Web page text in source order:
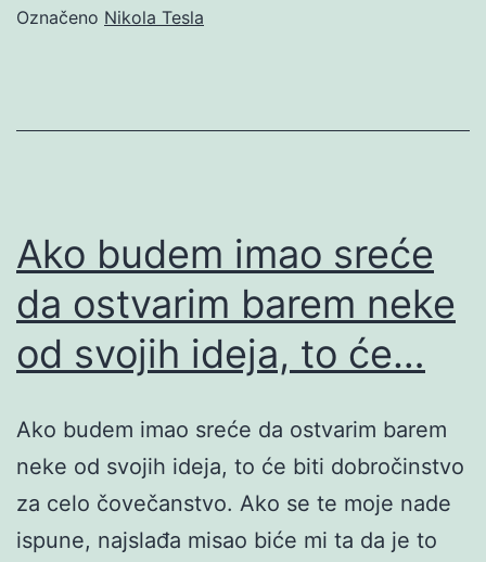
Označeno Nikola Tesla
Ako budem imao sreće
da ostvarim barem neke
od svojih ideja, to će…
Ako budem imao sreće da ostvarim barem
neke od svojih ideja, to će biti dobročinstvo
za celo čovečanstvo. Ako se te moje nade
ispune, najslađa misao biće mi ta da je to